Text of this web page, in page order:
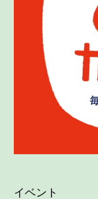
イベント